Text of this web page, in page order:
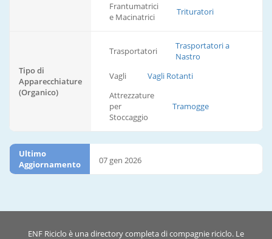
Frantumatrici
e Macinatrici
Trituratori
Tipo di
Apparecchiature
(Organico)
Trasportatori
Trasportatori a
Nastro
Vagli
Vagli Rotanti
Attrezzature
per
Stoccaggio
Tramogge
Ultimo
Aggiornamento
07 gen 2026
ENF Riciclo è una directory completa di compagnie riciclo. Le